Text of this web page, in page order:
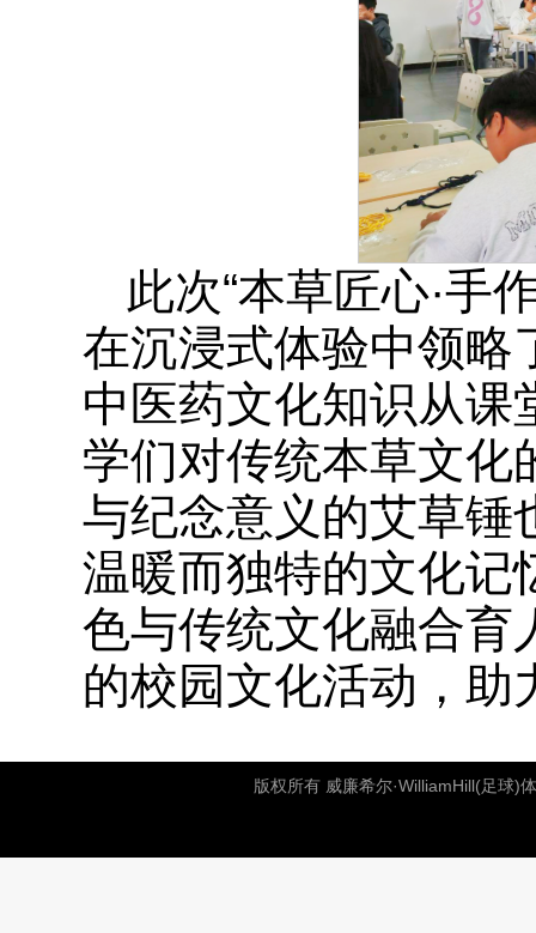
此次“本草匠心·手
在沉浸式体验中领略
中医药文化知识从课
学们对传统本草文化
与纪念意义的艾草锤
温暖而独特的文化记
色与传统文化融合育
的校园文化活动，助
版权所有 威廉希尔·WilliamHill(足球)体